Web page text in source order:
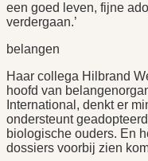
een goed leven, fijne
verdergaan.’
belangen
Haar collega Hilbrand
hoofd van
International, denkt er
ondersteunt
biologische ouders. En
dossiers voorbij zien